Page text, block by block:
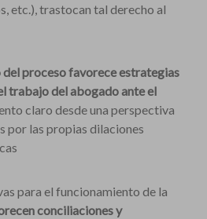
etc.), trastocan tal derecho al
proceso favorece estrategias
trabajo del abogado ante el
claro desde una perspectiva
por las propias dilaciones
para el funcionamiento de la
conciliaciones y